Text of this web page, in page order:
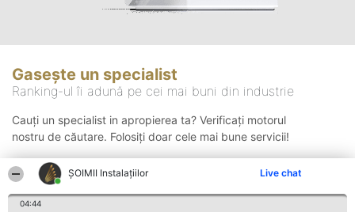
ŞOIMII Instalaţiilor Live chat
04:44
Gasește un specialist
Ranking-ul îi adună pe cei mai buni din industrie
Cauți un specialist in apropierea ta? Verificați motorul
nostru de căutare. Folosiți doar cele mai bune servicii!